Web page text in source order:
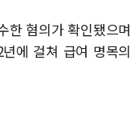
한 혐의가 확인됐으며
에 걸쳐 급여 명목의